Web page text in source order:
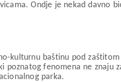
Ondje je nekad davno
kulturnu baštinu pod
fenomena ne znaju
parka.